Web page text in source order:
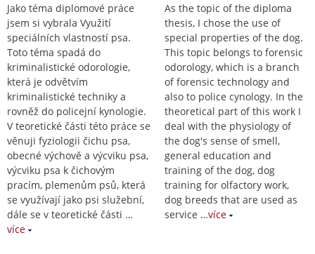
Jako téma diplomové práce
jsem si vybrala Využití
speciálních vlastností psa.
Toto téma spadá do
kriminalistické odorologie,
která je odvětvím
kriminalistické techniky a
rovněž do policejní kynologie.
V teoretické části této práce se
věnuji fyziologii čichu psa,
obecné výchově a výcviku psa,
výcviku psa k čichovým
pracím, plemenům psů, která
se využívají jako psi služební,
dále se v teoretické části …
více
As the topic of the diploma
thesis, I chose the use of
special properties of the dog.
This topic belongs to forensic
odorology, which is a branch
of forensic technology and
also to police cynology. In the
theoretical part of this work I
deal with the physiology of
the dog's sense of smell,
general education and
training of the dog, dog
training for olfactory work,
dog breeds that are used as
service …více